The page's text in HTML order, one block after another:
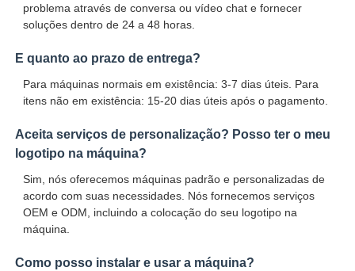
problema através de conversa ou vídeo chat e fornecer
soluções dentro de 24 a 48 horas.
E quanto ao prazo de entrega?
Para máquinas normais em existência: 3-7 dias úteis. Para
itens não em existência: 15-20 dias úteis após o pagamento.
Aceita serviços de personalização? Posso ter o meu
logotipo na máquina?
Sim, nós oferecemos máquinas padrão e personalizadas de
acordo com suas necessidades. Nós fornecemos serviços
OEM e ODM, incluindo a colocação do seu logotipo na
máquina.
Como posso instalar e usar a máquina?